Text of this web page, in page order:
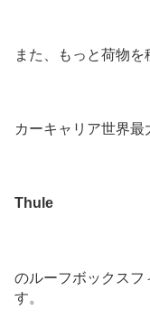
また、もっと荷物
カーキャリア世界最
Thule
のルーフボックスフ
す。